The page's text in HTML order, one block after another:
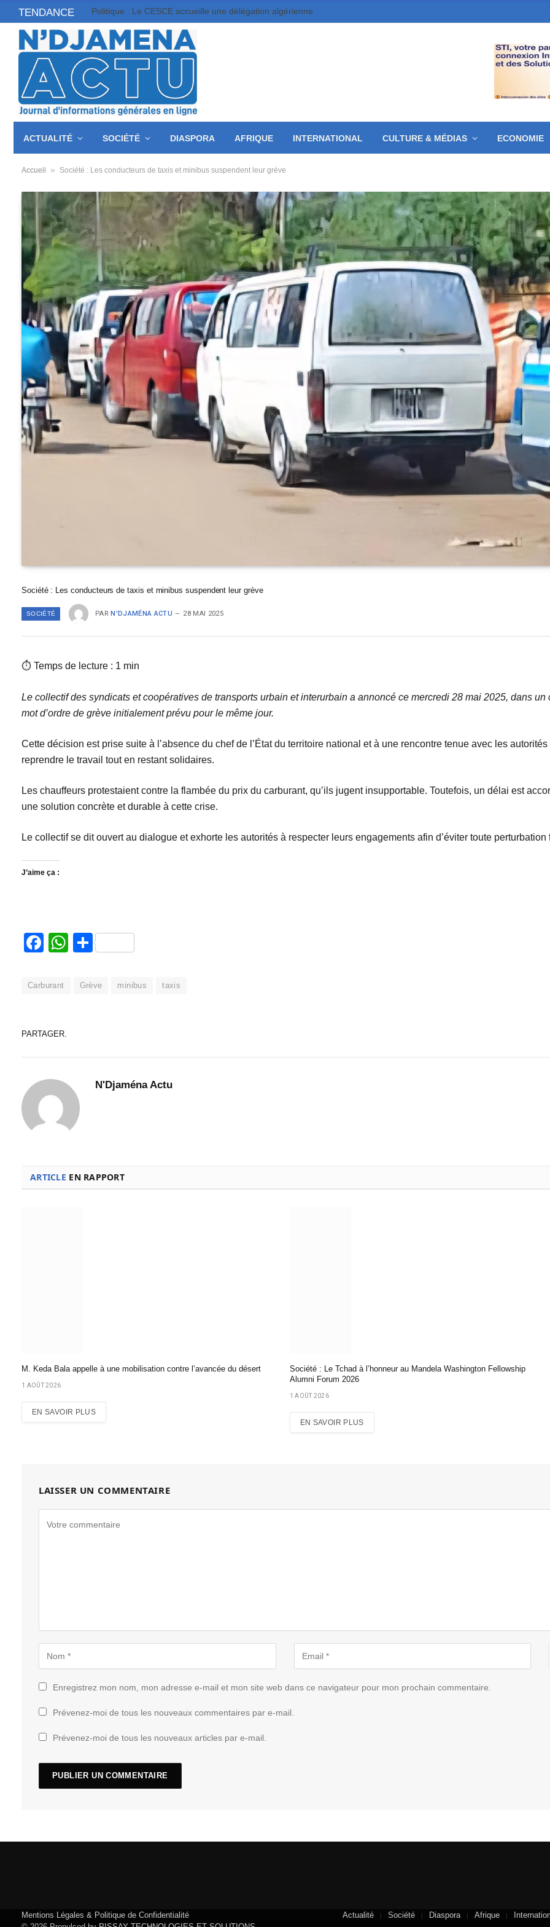
TENDANCE Politique : Le CESCE accueille une délégation algérienne
ACTUALITÉ SOCIÉTÉ DIASPORA AFRIQUE INTERNATIONAL CULTURE & MÉDIAS ECONOMIE
Accueil » Société : Les conducteurs de taxis et minibus suspendent leur grève
Société : Les conducteurs de taxis et minibus suspendent leur grève
SOCIÉTÉ PAR N'DJAMÉNA ACTU 28 MAI 2025
⏱ Temps de lecture : 1 min
Le collectif des syndicats et coopératives de transports urbain et interurbain a annoncé ce mercredi 28 mai 2025, dans
mot d’ordre de grève initialement prévu pour le même jour.
Cette décision est prise suite à l’absence du chef de l’État du territoire national et à une rencontre tenue avec les
reprendre le travail tout en restant solidaires.
Les chauffeurs protestaient contre la flambée du prix du carburant, qu’ils jugent insupportable. Toutefois, un délai est
une solution concrète et durable à cette crise.
Le collectif se dit ouvert au dialogue et exhorte les autorités à respecter leurs engagements afin d’éviter toute perturbation
J’aime ça :
Facebook
WhatsApp
Partager
Carburant Grève minibus taxis
PARTAGER.
N'Djaména Actu
ARTICLE EN RAPPORT
M. Keda Bala appelle à une mobilisation contre l’avancée du désert
1 AOÛT 2026
EN SAVOIR PLUS
Société : Le Tchad à l’honneur au Mandela Washington Fellowship
Alumni Forum 2026
1 AOÛT 2026
EN SAVOIR PLUS
LAISSER UN COMMENTAIRE
Enregistrez mon nom, mon adresse e-mail et mon site web dans ce navigateur pour mon prochain commentaire.
Prévenez-moi de tous les nouveaux commentaires par e-mail.
Prévenez-moi de tous les nouveaux articles par e-mail.
Mentions Légales & Politique de Confidentialité
Actualité Société Diaspora Afrique